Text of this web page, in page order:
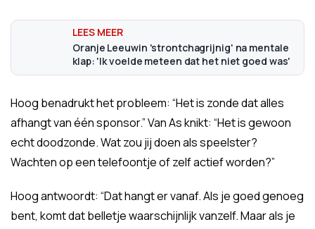
Oranje Leeuwin 'strontchagrijnig' na mentale
klap: 'Ik voelde meteen dat het niet goed was'
Hoog benadrukt het probleem: “Het is zonde dat alles
afhangt van één sponsor.” Van As knikt: “Het is gewoon
echt doodzonde. Wat zou jij doen als speelster?
Wachten op een telefoontje of zelf actief worden?”
Hoog antwoordt: “Dat hangt er vanaf. Als je goed genoeg
bent, komt dat belletje waarschijnlijk vanzelf. Maar als je